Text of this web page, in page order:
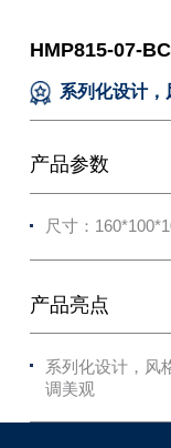
HMP815-07-
系列化设计
产品参数
尺寸：
产品亮点
系列化设计，风
调美观